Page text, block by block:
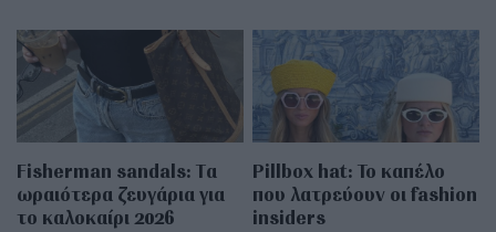
Fisherman sandals: Tα
ωραιότερα ζευγάρια για
το καλοκαίρι 2026
Pillbox hat: Το καπέλο
που λατρεύουν οι fashion
insiders